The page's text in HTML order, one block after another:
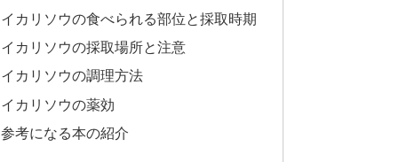
イカリソウの食べられる部位と採取時期
イカリソウの採取場所と注意
イカリソウの調理方法
イカリソウの薬効
参考になる本の紹介